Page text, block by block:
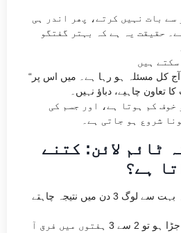
سے بات نہیں کرتے، پھر اندر ہی
حقیقت یہ ہے کہ بہتر گفتگو
“میں دباؤ میں ہوں، اس لیے آج کل مسئلہ ہو رہا ہے۔ میں اس پر
خوف کم ہوتا ہے، اور جسم کی
شروع ہو جاتی ہے۔
ٹائم لائن: کتنے
ہے؟
یہ ایک اہم سوال ہے کیونکہ بہت سے لوگ 3 دن میں نتیجہ چاہتے
اگر مسئلہ دباؤ اور نیند سے جڑا ہو تو 2 سے 3 ہفتوں میں فرق آ